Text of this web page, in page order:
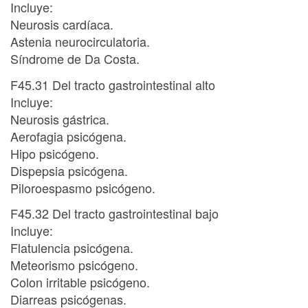
Incluye:
Neurosis cardíaca.
Astenia neurocirculatoria.
Síndrome de Da Costa.
F45.31 Del tracto gastrointestinal alto
Incluye:
Neurosis gástrica.
Aerofagia psicógena.
Hipo psicógeno.
Dispepsia psicógena.
Piloroespasmo psicógeno.
F45.32 Del tracto gastrointestinal bajo
Incluye:
Flatulencia psicógena.
Meteorismo psicógeno.
Colon irritable psicógeno.
Diarreas psicógenas.